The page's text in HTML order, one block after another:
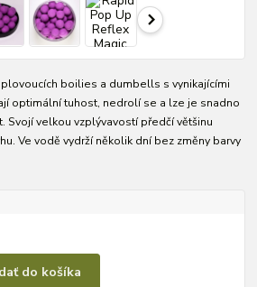
boilies a dumbells s vynikajícími
optimální tuhost, nedrolí se a lze je snadno
Svojí velkou vzplývavostí předčí většinu
Ve vodě vydrží několik dní bez změny barvy
do košíka